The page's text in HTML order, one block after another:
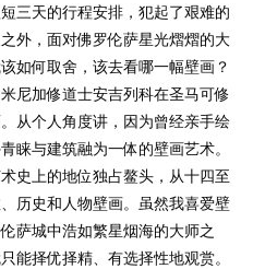
三天的行程安排，犯起了艰难的
外，面对佛罗伦萨星光熠熠的大
如何取舍，该去看哪一幅壁画？
尼加修道士安吉列科在圣马可修
从个人角度讲，因为曾经亲手绘
睐与建筑融为一体的壁画艺术。
史上的地位独占鳌头，从十四至
历史和人物壁画。虽然我喜爱壁
萨城中浩如繁星烟海的大师之
能择优择精、有选择性地观赏。